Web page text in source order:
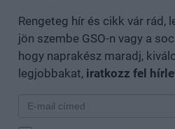
Rengeteg hír és cikk vár rád,
jön szembe GSO-n vagy a
hogy naprakész maradj,
legjobbakat, iratkozz fel